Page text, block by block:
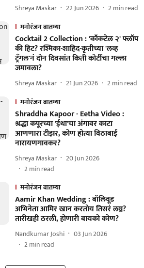
Shreya Maskar 22 Jun 2026 2min read
मनोरंजन बातम्या
Cocktail 2 Collection : 'कॉकटेल २' फ्लॉप
की हिट? रश्मिका-शाहिद-कृतीच्या 'लव्ह
ट्रँगल'नं दोन दिवसांत किती कोटींचा गल्ला
जमावला?
Shreya Maskar 21 Jun 2026 2min read
मनोरंजन बातम्या
Shraddha Kapoor - Eetha Video :
श्रद्धा कपूरच्या 'ईथा'चा अंगावर काटा
आणणारा टीझर, कोण होत्या विठाबाई
नारायणगावकर?
Shreya Maskar
20 Jun 2026
2min read
मनोरंजन बातम्या
Aamir Khan Wedding : बॉलिवूड
अभिनेता आमिर खान करतोय तिसरं लग्न?
तारीखही ठरली, होणारी बायको कोण?
Nandkumar Joshi
03 Jun 2026
2min read